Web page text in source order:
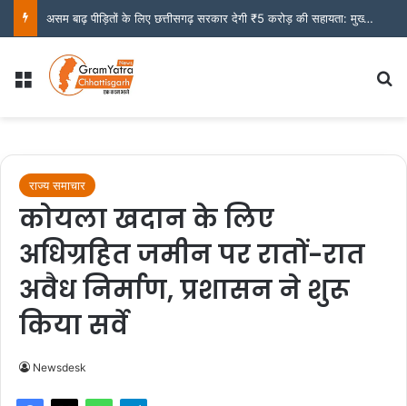
असम बाढ़ पीड़ितों के लिए छत्तीसगढ़ सरकार देगी ₹5 करोड़ की सहायता: मुख्यमंत्री साय
Menu
राज्य समाचार
कोयला खदान के लिए
अधिग्रहित जमीन पर रातों-रात
अवैध निर्माण, प्रशासन ने शुरू
किया सर्वे
Newsdesk